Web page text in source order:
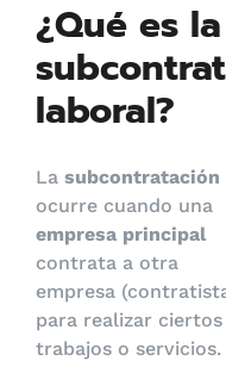
¿Qué es la
laboral?
La subcontratación
ocurre cuando una
empresa principal
contrata a otra
empresa
para realizar ciertos
trabajos o servicios.